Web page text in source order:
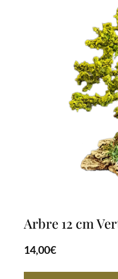
Arbre 12 cm
14,00€